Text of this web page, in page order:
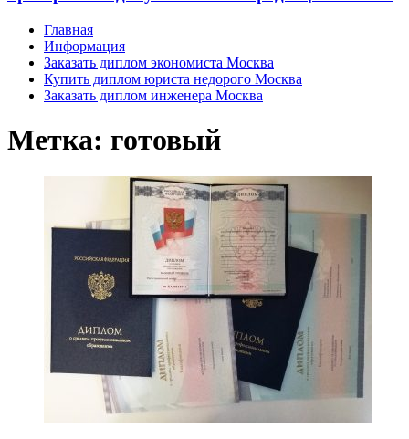
Главная
Информация
Заказать диплом экономиста Москва
Купить диплом юриста недорого Москва
Заказать диплом инженера Москва
Метка: готовый